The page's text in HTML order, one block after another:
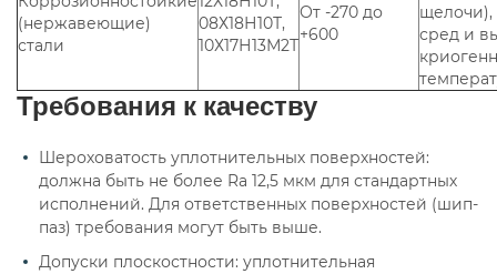
(нержавеющие)
стали
08Х18Н10Т,
10Х17Н13М2Т
От -270 до
+600
сред и
Требования к качеству
Шероховатость уплотнительных поверхностей:
должна быть не более Ra 12,5 мкм для стандартных
исполнений. Для ответственных поверхностей (шип-
паз) требования могут быть выше.
Допуски плоскостности: уплотнительная